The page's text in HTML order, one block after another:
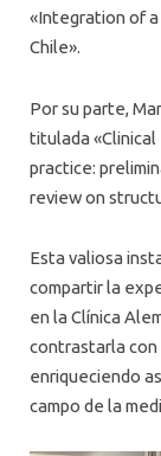
«Integration of a
Chile».
Por su parte,
titulada
practice:
review on
Esta valiosa
compartir la
en la Clínica
contrastarla con
enriqueciendo
campo de la